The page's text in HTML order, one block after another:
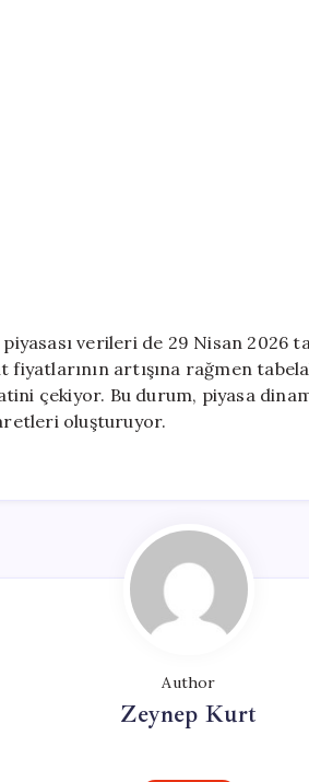
verileri de 29 Nisan 2026
artışına rağmen
çekiyor. Bu durum, piyasa
oluşturuyor.
Author
Zeynep Kurt